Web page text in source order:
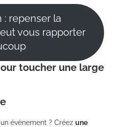
: repenser la
vous rapporter
toucher une large
évènement ? Créez une